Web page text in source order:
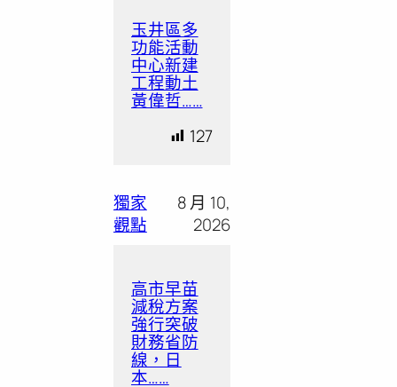
玉井區多
功能活動
中心新建
工程動土
黃偉哲……
127
獨家
觀點
8 月 10,
2026
高市早苗
減稅方案
強行突破
財務省防
線，日
本……